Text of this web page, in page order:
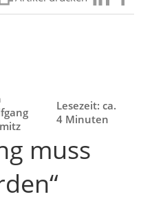
Besuchen
Sie
Sie
Lesezeit: ca.
4 Minuten
muss